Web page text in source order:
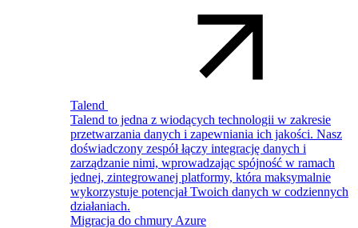
Talend
Talend to jedna z wiodących technologii w zakresie
przetwarzania danych i zapewniania ich jakości. Nasz
doświadczony zespół łączy integrację danych i
zarządzanie nimi, wprowadzając spójność w ramach
jednej, zintegrowanej platformy, która maksymalnie
wykorzystuje potencjał Twoich danych w codziennych
działaniach.
Migracja do chmury Azure